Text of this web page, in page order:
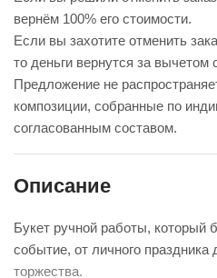
вернём 100% его стоимости.
Если вы захотите отменить
то деньги вернутся за вычетом
Предложение не
композиции, собранные по
согласованным составом.
Описание
Букет ручной работы, который
событие, от личного праздника
торжества.